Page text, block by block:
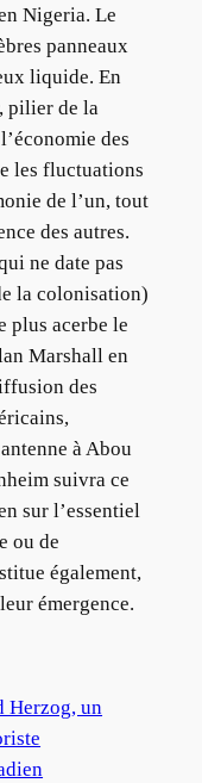
Nigeria. Le
panneaux
liquide. En
pilier de la
des
les fluctuations
de l’un, tout
des autres.
ne date pas
la colonisation)
plus acerbe le
Marshall en
des
à Abou
suivra ce
sur l’essentiel
ou de
également,
émergence.
Herzog, un